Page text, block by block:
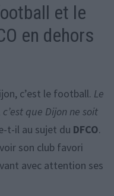
et le
en dehors
c’est le football. Le
que Dijon ne soit
t-il au sujet du DFCO.
son club favori
avec attention ses